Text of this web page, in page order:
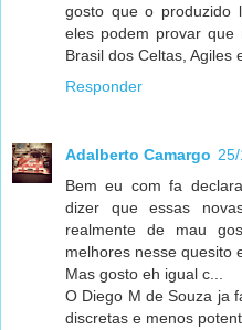
gosto que o produzido
eles podem provar que
Brasil dos Celtas, Agiles
Responder
Adalberto Camargo
Bem eu com fa
dizer que essas
realmente de mau
melhores nesse quesito
Mas gosto eh igual c...
O Diego M de Souza ja
discretas e menos